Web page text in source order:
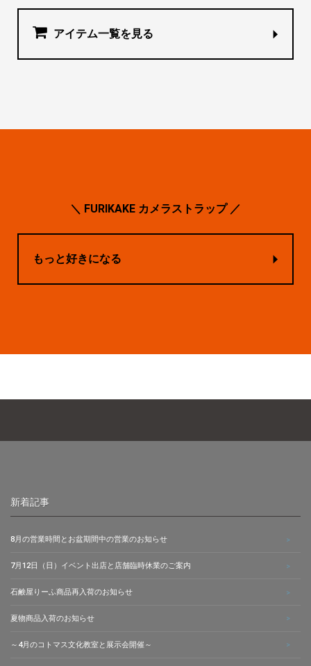
アイテム一覧を見る
＼ FURIKAKE カメラストラップ ／
もっと好きになる
新着記事
8月の営業時間とお盆期間中の営業のお知らせ
7月12日（日）イベント出店と店舗臨時休業のご案内
石鹸屋りーふ商品再入荷のお知らせ
夏物商品入荷のお知らせ
～4月のコトマス文化教室と展示会開催～